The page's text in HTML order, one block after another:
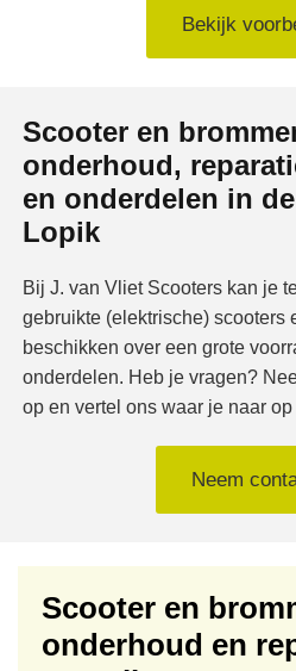
Bekijk
Scooter en
onderhoud,
en onderdelen in
Lopik
Bij J. van Vliet Scooters kan je
gebruikte (elektrische) scooters
beschikken over een grote
onderdelen. Heb je vragen?
op en vertel ons waar je naar
Neem
Scooter en
onderhoud en